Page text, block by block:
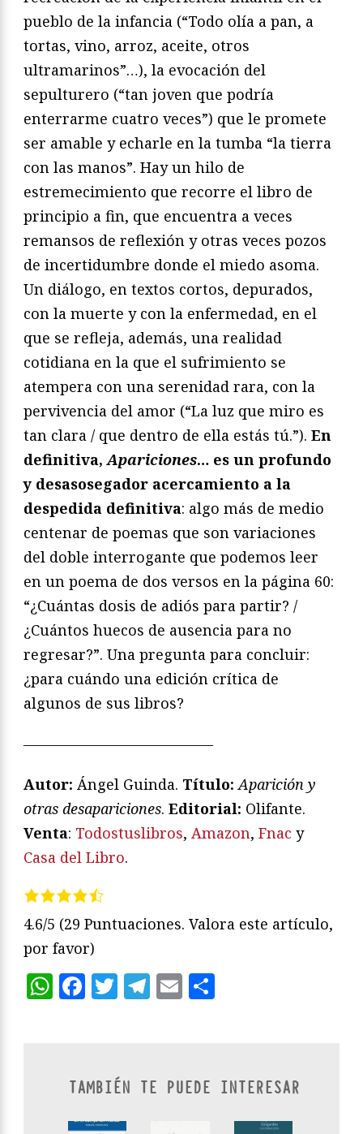
pueblo de la infancia (“Todo olía a pan, a
tortas, vino, arroz, aceite, otros
ultramarinos”…), la evocación del
sepulturero (“tan joven que podría
enterrarme cuatro veces”) que le promete
ser amable y echarle en la tumba “la tierra
con las manos”. Hay un hilo de
estremecimiento que recorre el libro de
principio a fin, que encuentra a veces
remansos de reflexión y otras veces pozos
de incertidumbre donde el miedo asoma.
Un diálogo, en textos cortos, depurados,
con la muerte y con la enfermedad, en el
que se refleja, además, una realidad
cotidiana en la que el sufrimiento se
atempera con una serenidad rara, con la
pervivencia del amor (“La luz que miro es
tan clara / que dentro de ella estás tú.”). En
definitiva,Apariciones… es un profundo
y desasosegador acercamiento a la
despedida definitiva: algo más de medio
centenar de poemas que son variaciones
del doble interrogante que podemos leer
en un poema de dos versos en la página 60:
“¿Cuántas dosis de adiós para partir? /
¿Cuántos huecos de ausencia para no
regresar?”. Una pregunta para concluir:
¿para cuándo una edición crítica de
algunos de sus libros?
—————————————
Autor: Ángel Guinda. Título: Aparición y
otras desapariciones. Editorial: Olifante.
Venta: Todostuslibros, Amazon, Fnac y
Casa del Libro.
4.6/5 (29 Puntuaciones. Valora este artículo,
por favor)
WhatsApp
Facebook
Twitter
Telegram
Email
TAMBIÉN TE PUEDE INTERESAR